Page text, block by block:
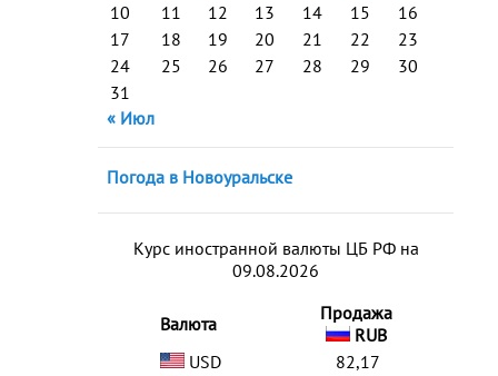
10
11 12 13 14 15
16
17
18 19 20 21 22
23
24
25 26 27 28 29
30
31
« Июл
Погода в Новоуральске
Курс иностранной валюты ЦБ РФ на
09.08.2026
Валюта
Продажа
RUB
USD
82,17